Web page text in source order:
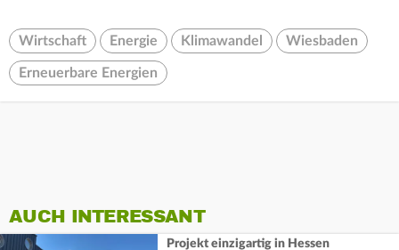
Wirtschaft Energie Klimawandel Wiesbaden
Erneuerbare Energien
AUCH INTERESSANT
Projekt einzigartig in Hessen